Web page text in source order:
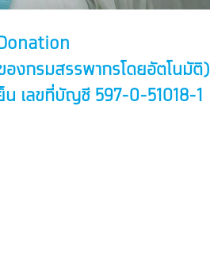
งกรมสรรพากรโดยอัตโนมัติ)
เลขที่บัญชี 597-0-51018-1